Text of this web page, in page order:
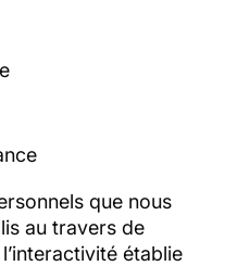
que nous
au travers de
établie